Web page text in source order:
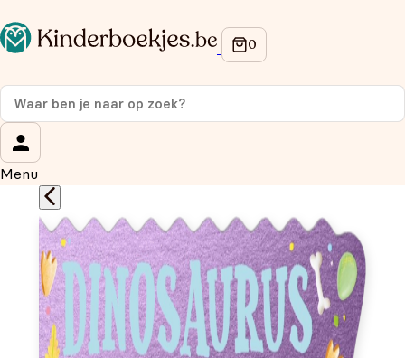
Menu
Op de hoogte blijven van onze acties?
Meld je aan voor onze nieuwsbrief en ontvang
korting
Wat is je voornaam?
Wat is je e-mailadres?
Aanmelden
We gebruiken je gegevens om contact op te nemen, in
overeenstemming met ons privacybeleid.